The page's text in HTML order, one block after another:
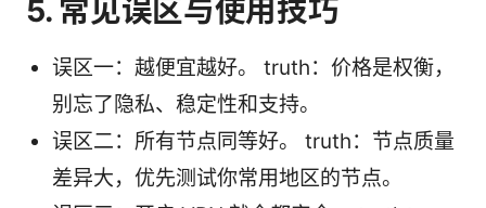
5. 常见误区与使用技巧
误区一：越便宜越好。 truth：价格是权衡，
别忘了隐私、稳定性和支持。
误区二：所有节点同等好。 truth：节点质量
差异大，优先测试你常用地区的节点。